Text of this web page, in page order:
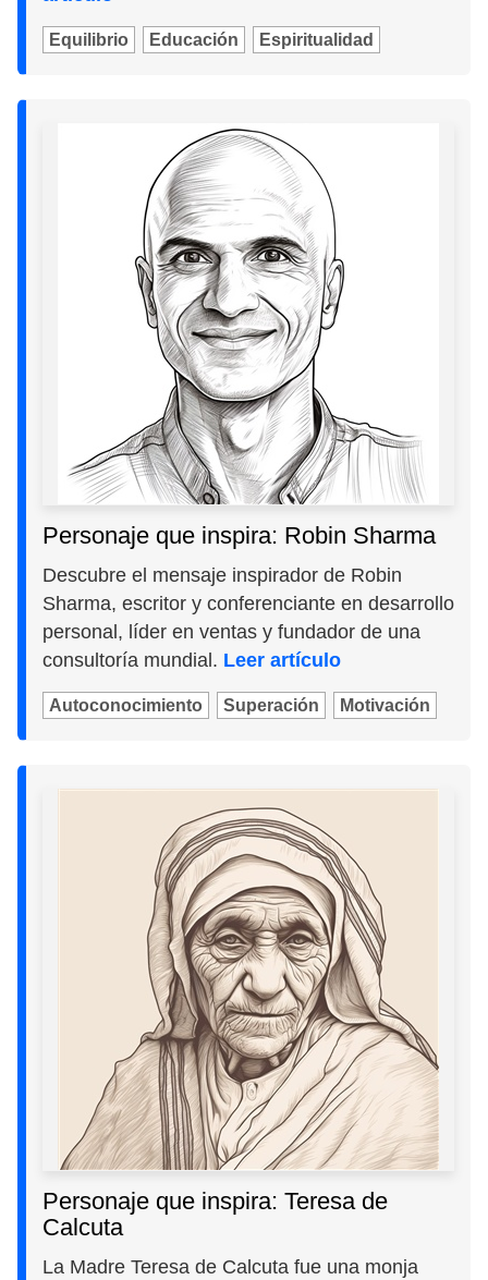
Equilibrio Educación Espiritualidad
Personaje que inspira: Robin Sharma
Descubre el mensaje inspirador de Robin
Sharma, escritor y conferenciante en desarrollo
personal, líder en ventas y fundador de una
consultoría mundial. Leer artículo
Autoconocimiento Superación Motivación
Personaje que inspira: Teresa de
Calcuta
La Madre Teresa de Calcuta fue una monja